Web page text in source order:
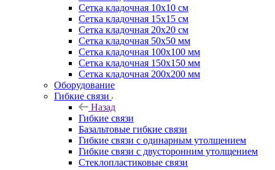
Сетка кладочная 10x10 см
Сетка кладочная 15x15 см
Сетка кладочная 20x20 см
Сетка кладочная 50x50 мм
Сетка кладочная 100x100 мм
Сетка кладочная 150x150 мм
Сетка кладочная 200x200 мм
Оборудование
Гибкие связи
Назад
Гибкие связи
Базальтовые гибкие связи
Гибкие связи с одинарным утолщением
Гибкие связи с двусторонним утолщением
Стеклопластиковые связи